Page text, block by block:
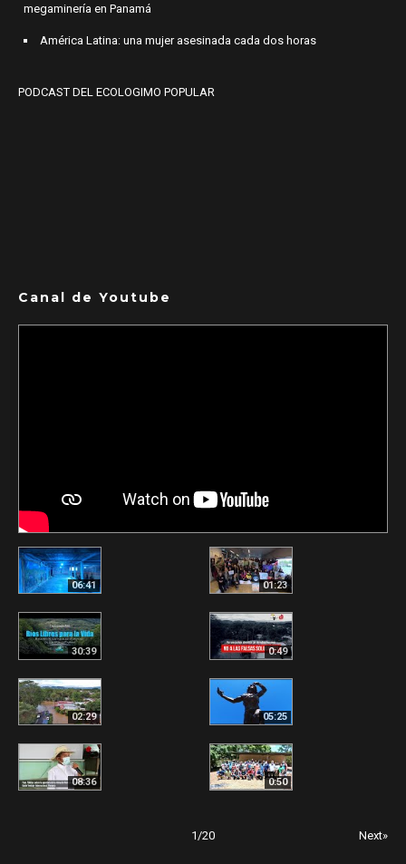
megaminería en Panamá
América Latina: una mujer asesinada cada dos horas
PODCAST DEL ECOLOGIMO POPULAR
Canal de Youtube
06:41 01:23
30:39 0:49
02:29 05:25
08:36 0:50
1/20 Next»